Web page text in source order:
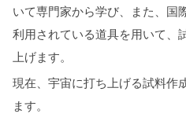
いて専門家から学び、また、国
利用されている道具を用いて、
上げます。
現在、宇宙に打ち上げる試料作
ます。